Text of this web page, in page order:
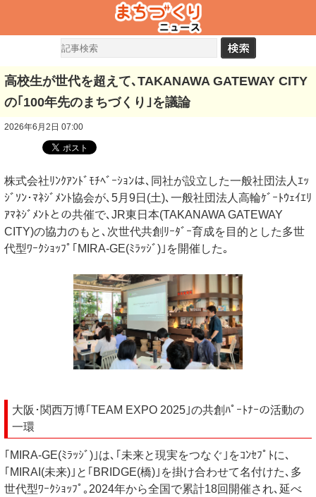
高校⽣が世代を超えて､TAKANAWA GATEWAY CITY
の｢100年先のまちづくり｣を議論
2026年6月2日 07:00
株式会社ﾘﾝｸｱﾝﾄﾞﾓﾁﾍﾞｰｼｮﾝは､同社が設立した一般社団法人ｴｯ
ｼﾞｿﾝ･ﾏﾈｼﾞﾒﾝﾄ協会が､5月9日(土)､一般社団法人高輪ｹﾞｰﾄｳｪｲｴﾘ
ｱﾏﾈｼﾞﾒﾝﾄとの共催で､JR東日本(TAKANAWA GATEWAY
CITY)の協力のもと､次世代共創ﾘｰﾀﾞｰ育成を目的とした多世
代型ﾜｰｸｼｮｯﾌﾟ｢MIRA-GE(ﾐﾗｯｼﾞ)｣を開催した｡
大阪･関西万博｢TEAM EXPO 2025｣の共創ﾊﾟｰﾄﾅｰの活動の
一環
｢MIRA-GE(ﾐﾗｯｼﾞ)｣は､｢未来と現実をつなぐ｣をｺﾝｾﾌﾟﾄに､
｢MIRAI(未来)｣と｢BRIDGE(橋)｣を掛け合わせて名付けた､多
世代型ﾜｰｸｼｮｯﾌﾟ｡2024年から全国で累計18回開催され､延べ